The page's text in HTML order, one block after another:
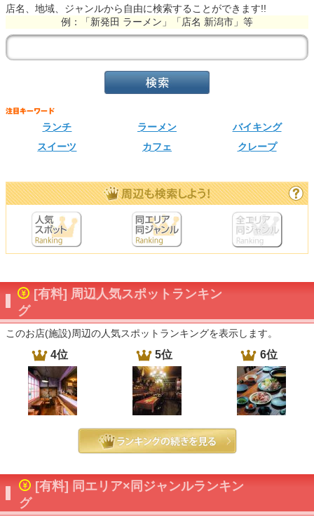
店名、地域、ジャンルから自由に検索することができます!!
例：「新発田 ラーメン」「店名 新潟市」等
ランチ ラーメン
バイキング
スイーツ
カフェ クレープ
[有料] 周辺人気スポットランキン
グ
このお店(施設)周辺の人気スポットランキングを表示します。
4位 5位 6位
[有料] 同エリア×同ジャンルランキン
グ